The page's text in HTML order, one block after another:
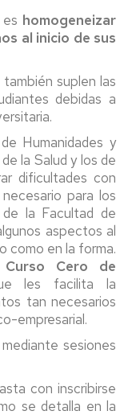
homogeneizar
al inicio de sus
suplen las
debidas a
Humanidades y
la Salud y los de
dificultades con
para los
la Facultad de
aspectos al
como en la forma.
Curso Cero de
les facilita la
tan necesarios
empresarial.
sesiones
con inscribirse
se detalla en la